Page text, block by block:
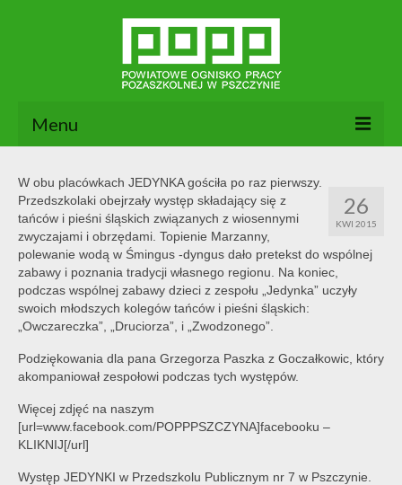
Menu
O nas
Dokumenty POPP
Zajęcia
Kontakt
BIP
26
KWI 2015
W obu placówkach JEDYNKA gościła po raz pierwszy.
Przedszkolaki obejrzały występ składający się z
tańców i pieśni śląskich związanych z wiosennymi
zwyczajami i obrzędami. Topienie Marzanny,
polewanie wodą w Śmingus -dyngus dało pretekst do wspólnej
zabawy i poznania tradycji własnego regionu. Na koniec,
podczas wspólnej zabawy dzieci z zespołu „Jedynka” uczyły
swoich młodszych kolegów tańców i pieśni śląskich:
„Owczareczka”, „Druciorza”, i „Zwodzonego”.
Podziękowania dla pana Grzegorza Paszka z Goczałkowic, który
akompaniował zespołowi podczas tych występów.
Więcej zdjęć na naszym
[url=www.facebook.com/POPPPSZCZYNA]facebooku –
KLIKNIJ[/url]
Występ JEDYNKI w Przedszkolu Publicznym nr 7 w Pszczynie.